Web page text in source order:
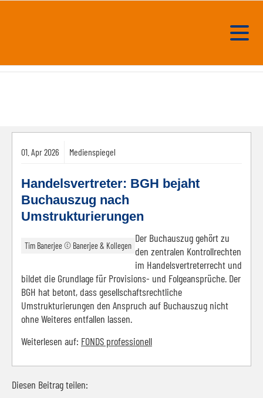
01. Apr2026 Medienspiegel
Handelsvertreter: BGH bejaht
Buchauszug nach
Umstrukturierungen
Tim Banerjee © Banerjee & Kollegen
Der Buchauszug gehört zu
den zentralen Kontrollrechten
im Handelsvertreterrecht und
bildet die Grundlage für Provisions- und Folgeansprüche. Der
BGH hat betont, dass gesellschaftsrechtliche
Umstrukturierungen den Anspruch auf Buchauszug nicht
ohne Weiteres entfallen lassen.
Weiterlesen auf: FONDS professionell
Diesen Beitrag teilen: